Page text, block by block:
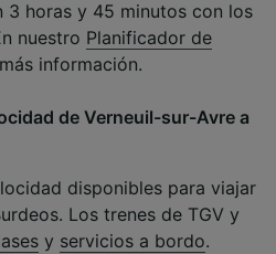
3 horas y 45 minutos con los
nuestro Planificador de
información.
de Verneuil-sur-Avre a
disponibles para viajar
Los trenes de TGV y
y servicios a bordo.